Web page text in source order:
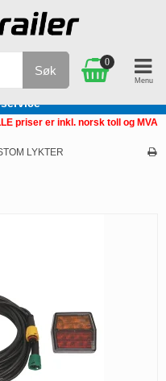
Søk
0
priser er inkl. norsk toll og MVA
LYKTER